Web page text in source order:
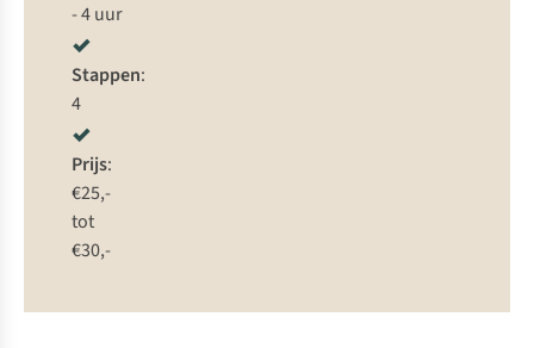
- 4 uur
Stappen:
4
Prijs:
€25,-
tot
€30,-